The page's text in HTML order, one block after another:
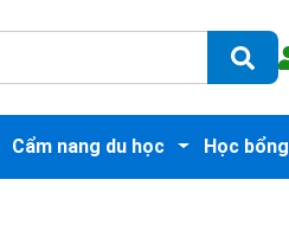
Cẩm nang du học Học bổng